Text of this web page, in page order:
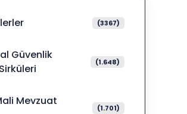
(3367)
Güvenlik
(1.648)
Mevzuat
(1.701)